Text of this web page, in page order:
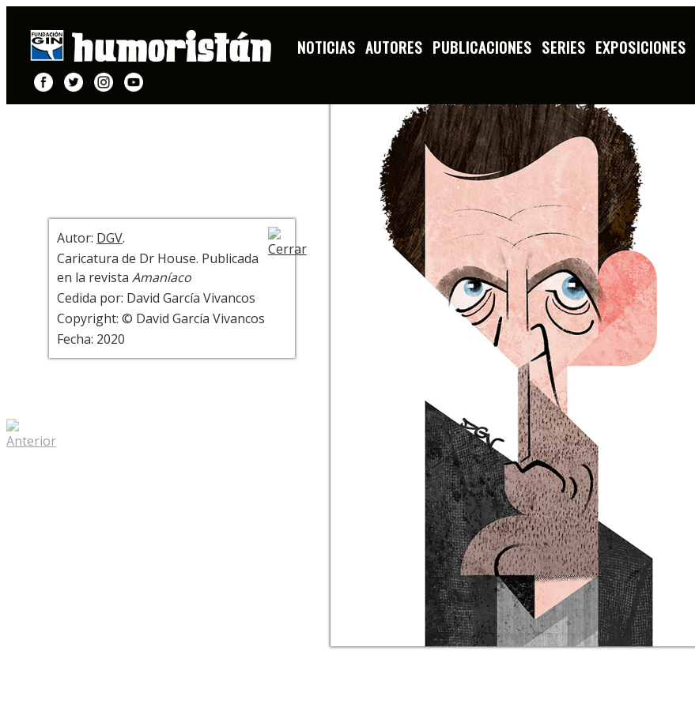
NOTICIAS AUTORES PUBLICACIONES SERIES EXPOSICIONES
+ INFO
Autor: DGV.
Caricatura de Dr House. Publicada
en la revistaAmaníaco
Cedida por: David García Vivancos
Copyright: © David García Vivancos
Fecha: 2020